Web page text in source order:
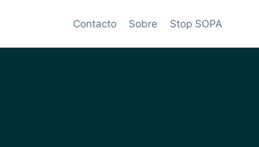
Contacto Sobre Stop SOPA